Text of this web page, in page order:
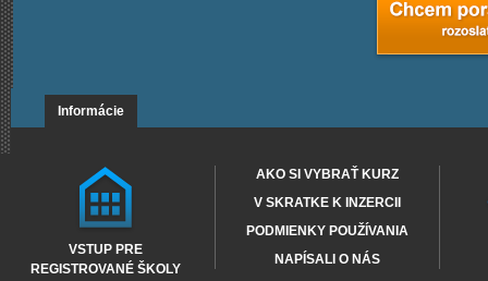
Informácie
VSTUP PRE
REGISTROVANÉ ŠKOLY
AKO SI VYBRAŤ KURZ
V SKRATKE K INZERCII
PODMIENKY POUŽÍVANIA
NAPÍSALI O NÁS